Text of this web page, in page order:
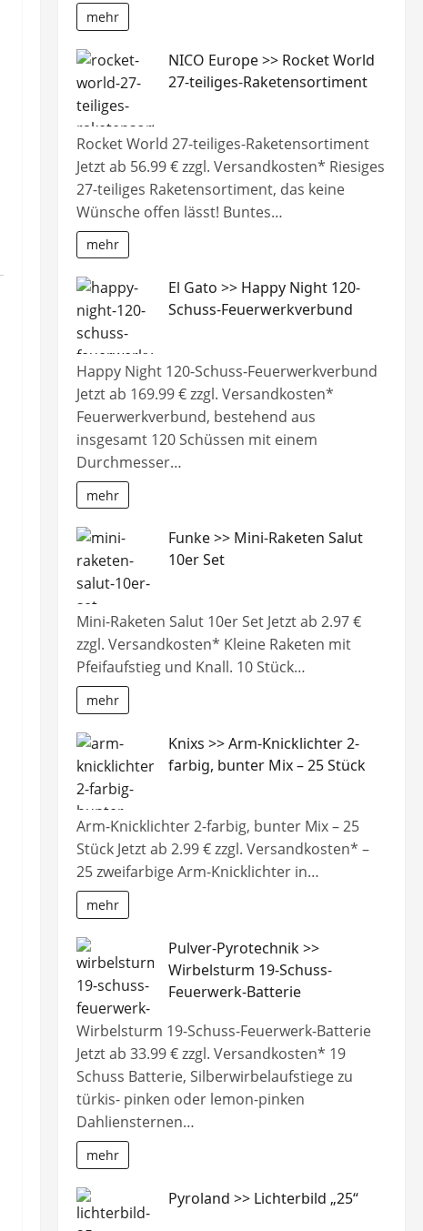
mehr
NICO Europe >> Rocket World
27-teiliges-Raketensortiment
Rocket World 27-teiliges-Raketensortiment
Jetzt ab 56.99 € zzgl. Versandkosten* Riesiges
27-teiliges Raketensortiment, das keine
Wünsche offen lässt! Buntes…
mehr
El Gato >> Happy Night 120-
Schuss-Feuerwerkverbund
Happy Night 120-Schuss-Feuerwerkverbund
Jetzt ab 169.99 € zzgl. Versandkosten*
Feuerwerkverbund, bestehend aus
insgesamt 120 Schüssen mit einem
Durchmesser…
mehr
Funke >> Mini-Raketen Salut
10er Set
Mini-Raketen Salut 10er Set Jetzt ab 2.97 €
zzgl. Versandkosten* Kleine Raketen mit
Pfeifaufstieg und Knall. 10 Stück…
mehr
Knixs >> Arm-Knicklichter 2-
farbig, bunter Mix – 25 Stück
Arm-Knicklichter 2-farbig, bunter Mix – 25
Stück Jetzt ab 2.99 € zzgl. Versandkosten* –
25 zweifarbige Arm-Knicklichter in…
mehr
Pulver-Pyrotechnik >>
Wirbelsturm 19-Schuss-
Feuerwerk-Batterie
Wirbelsturm 19-Schuss-Feuerwerk-Batterie
Jetzt ab 33.99 € zzgl. Versandkosten* 19
Schuss Batterie, Silberwirbelaufstiege zu
türkis- pinken oder lemon-pinken
Dahliensternen…
mehr
Pyroland >> Lichterbild „25“